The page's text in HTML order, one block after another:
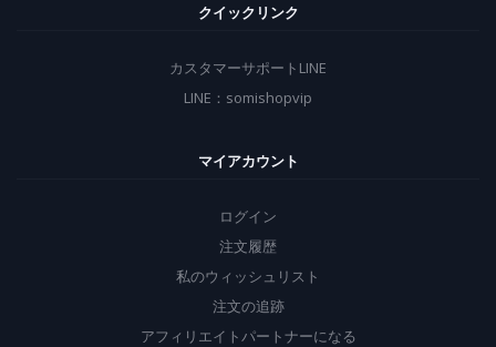
クイックリンク
カスタマーサポートLINE
LINE：somishopvip
マイアカウント
ログイン
注文履歴
私のウィッシュリスト
注文の追跡
アフィリエイトパートナーになる